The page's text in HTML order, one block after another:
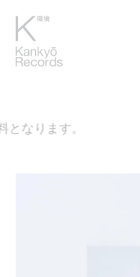
なります。